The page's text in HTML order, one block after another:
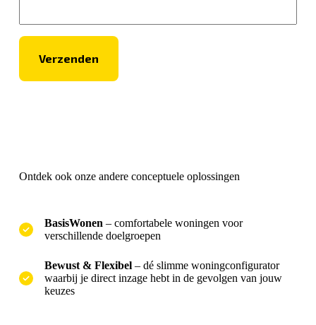
Ontdek ook onze andere conceptuele oplossingen
BasisWonen – comfortabele woningen voor
verschillende doelgroepen
Bewust & Flexibel– dé slimme woningconfigurator
waarbij je direct inzage hebt in de gevolgen van jouw
keuzes